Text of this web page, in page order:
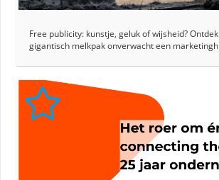
Free publicity: kunstje, geluk of wijsheid?
gigantisch melkpak onverwacht een